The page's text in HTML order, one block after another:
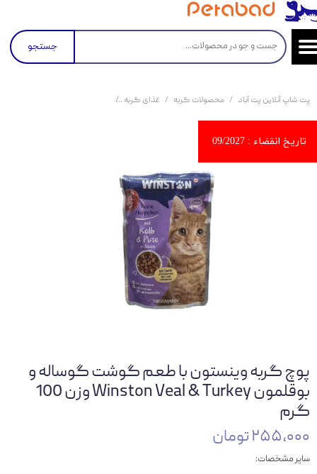
جستجو
پت شاپ آنلاین پت آباد محصولات گربه غذای گربه
پوچ گربه وینستون با طعم گوشت گوساله و
بوقلمون Winston Veal & Turkey وزن 100
گرم
۲۵۵,۰۰۰ تومان
سایر مشخصات: